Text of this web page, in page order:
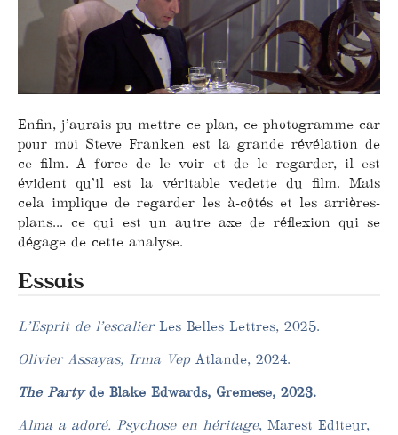
Enfin, j’aurais pu mettre ce plan, ce photogramme car
pour moi Steve Franken est la grande révélation de
ce film. A force de le voir et de le regarder, il est
évident qu’il est la véritable vedette du film. Mais
cela implique de regarder les à-côtés et les arrières-
plans... ce qui est un autre axe de réflexion qui se
dégage de cette analyse.
Essais
L’Esprit de l’escalierLes Belles Lettres, 2025.
Olivier Assayas, Irma Vep Atlande, 2024.
The Partyde Blake Edwards, Gremese, 2023.
Alma a adoré. Psychose en héritage, Marest Editeur,